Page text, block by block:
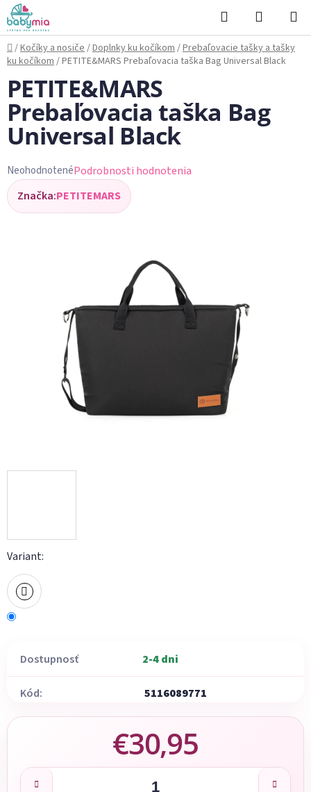
Prejsť
na
obsah
Hľadať
KOŠÍK
Domov
/Kočíky a nosiče/Doplnky ku kočíkom/Prebaľovacie tašky a tašky
ku kočíkom/PETITE&MARS Prebaľovacia taška Bag Universal Black
Variant:
Dostupnosť 2-4 dni
Kód: 5116089771
€30,95
Jednotková cena:
PETITE&MARS
Prebaľovacia taška Bag
Universal Black
Priemerné
hodnotenie
produktu
NeohodnotenéPodrobnosti hodnotenia
Značka:PETITEMARS